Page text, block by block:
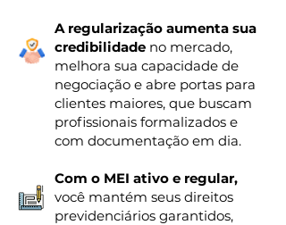
A regularização aumenta sua
credibilidade no mercado,
melhora sua capacidade de
negociação e abre portas para
clientes maiores, que buscam
profissionais formalizados e
com documentação em dia.
Com o MEI ativo e regular,
você mantém seus direitos
previdenciários garantidos,